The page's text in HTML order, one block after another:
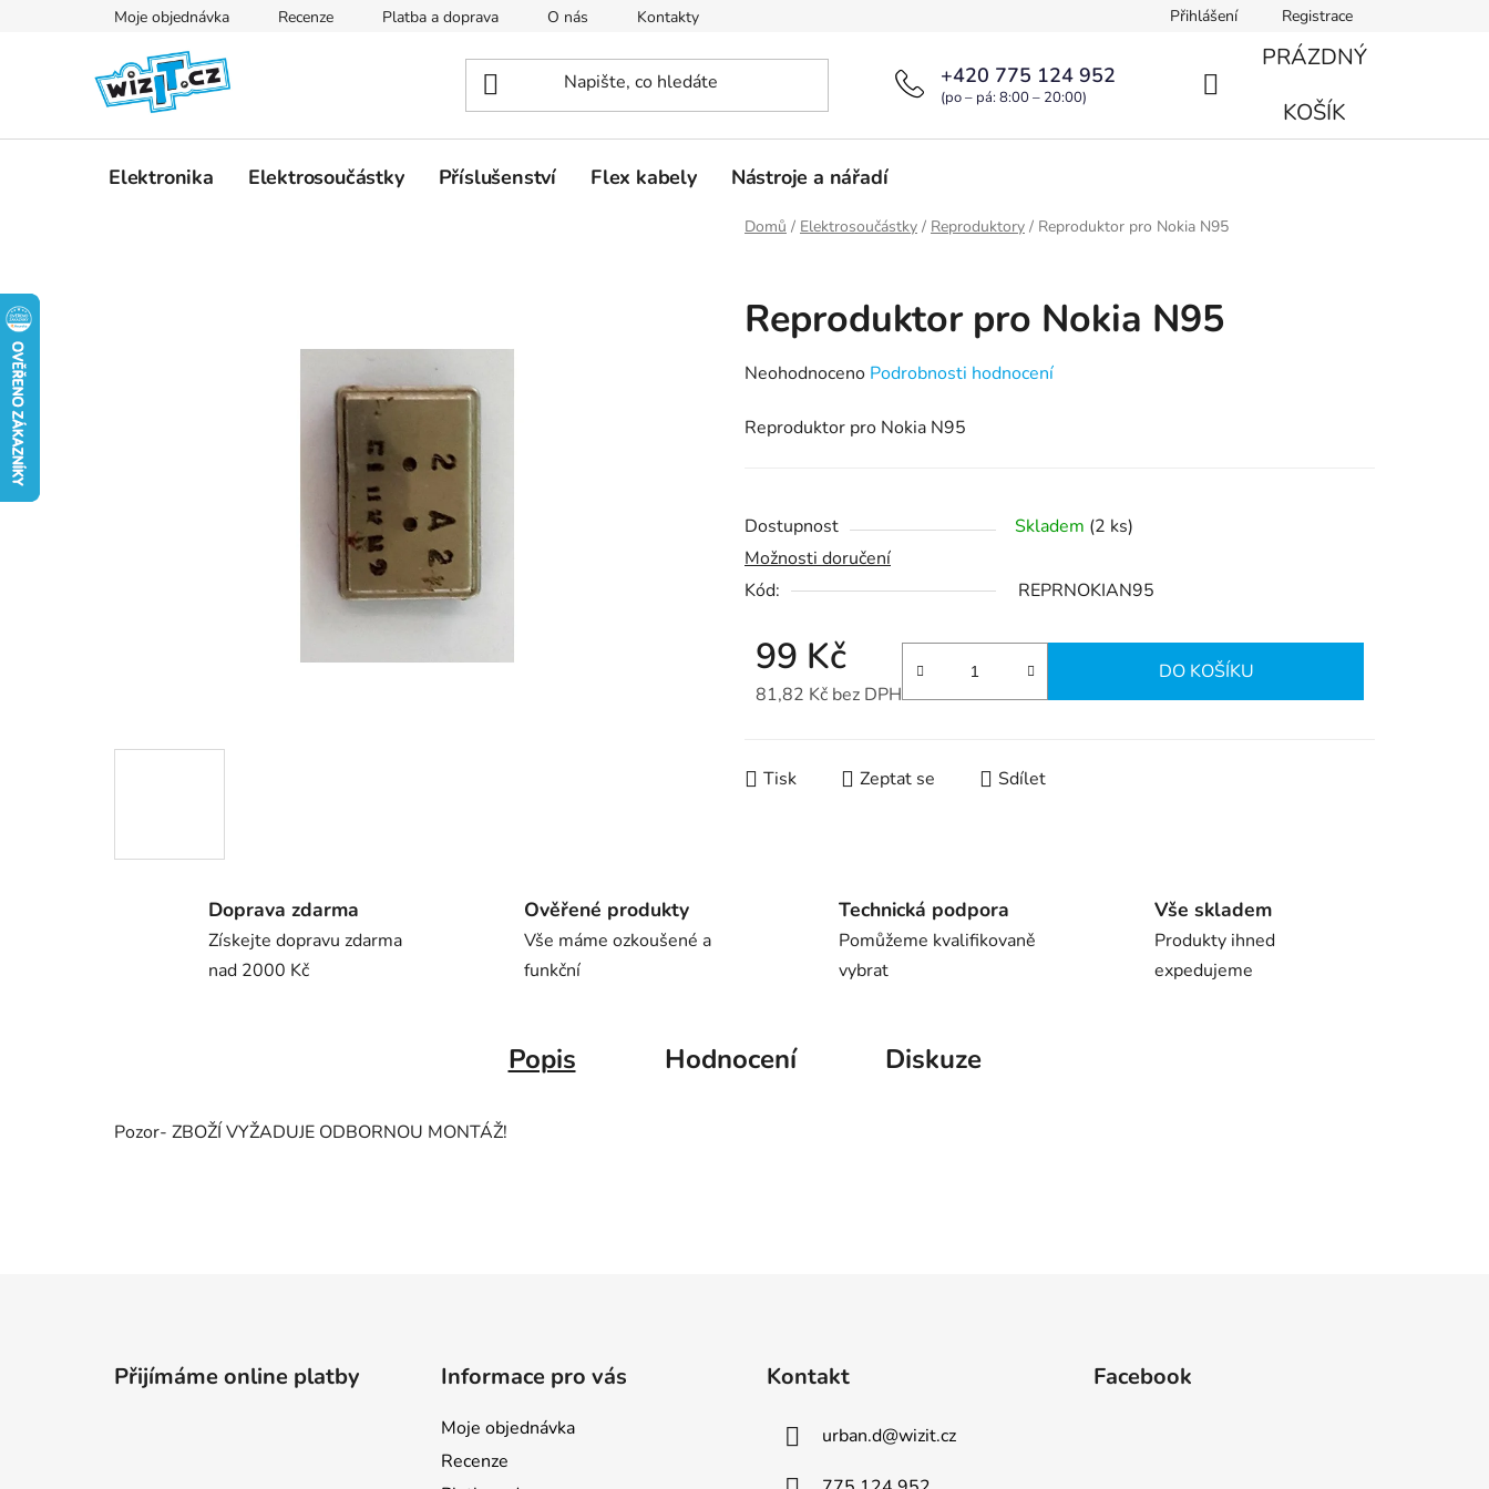
Moje objednávka Recenze Platba a doprava O nás Kontakty Přihlášení Registrace
+420 775 124 952
(po – pá: 8:00 – 20:00)
NÁKUPNÍ
PRÁZDNÝ
KOŠÍK
Elektronika Elektrosoučástky Příslušenství Flex kabely Nástroje a nářadí
Domů / Elektrosoučástky / Reproduktory / Reproduktor pro Nokia N95
Reproduktor pro Nokia N95
Průměrné
produktu
z
5
hvězdiček.
Neohodnoceno Podrobnosti hodnocení
Reproduktor pro Nokia N95
Dostupnost Skladem (2 ks)
Možnosti doručení
Kód:
REPRNOKIAN95
99 Kč
81,82 Kč bez DPH
DO KOŠÍKU
Tisk Zeptat se Sdílet
Doprava zdarma
Získejte dopravu zdarma
nad 2000 Kč
Ověřené produkty
Vše máme ozkoušené a
funkční
Technická podpora
Pomůžeme kvalifikovaně
vybrat
Vše skladem
Produkty ihned
expedujeme
Popis Hodnocení Diskuze
Pozor- ZBOŽÍ VYŽADUJE ODBORNOU MONTÁŽ!
Přijímáme online platby Informace pro vás
Moje objednávka
Recenze
Kontakt
urban.d@wizit.cz
Facebook